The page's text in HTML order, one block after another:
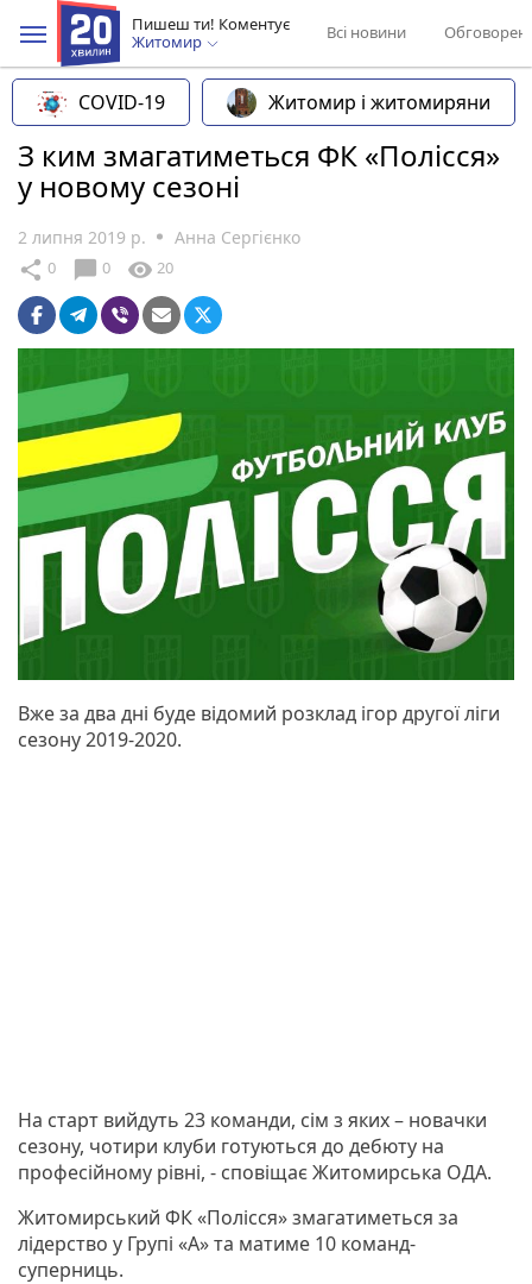
Пишеш ти! Коментує
Житомир
Всі новини
COVID-19 Житомир і житомиряни
З ким змагатиметься ФК «Полісся»
у новому сезоні
2 липня 2019 р. Анна Сергієнко
share 0 chat_bubble 0 visibility 20
Вже за два дні буде відомий розклад ігор другої ліги
сезону 2019-2020.
На старт вийдуть 23 команди, сім з яких – новачки
сезону, чотири клуби готуються до дебюту на
професійному рівні, - сповіщає Житомирська ОДА.
Житомирський ФК «Полісся» змагатиметься за
лідерство у Групі «А» та матиме 10 команд-
суперниць.